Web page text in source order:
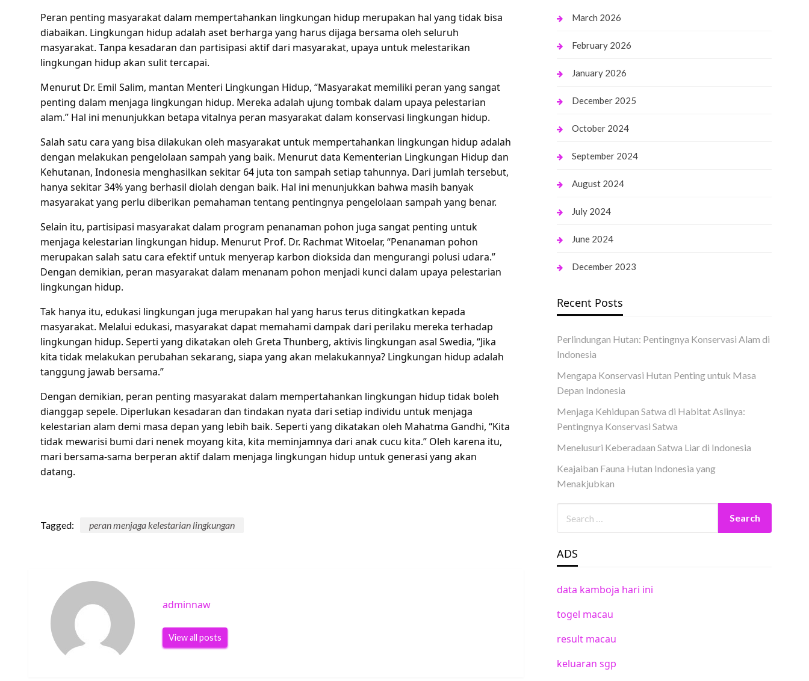
Peran penting masyarakat dalam mempertahankan lingkungan hidup merupakan hal yang tidak bisa
diabaikan. Lingkungan hidup adalah aset berharga yang harus dijaga bersama oleh seluruh
masyarakat. Tanpa kesadaran dan partisipasi aktif dari masyarakat, upaya untuk melestarikan
lingkungan hidup akan sulit tercapai.
Menurut Dr. Emil Salim, mantan Menteri Lingkungan Hidup, “Masyarakat memiliki peran yang sangat
penting dalam menjaga lingkungan hidup. Mereka adalah ujung tombak dalam upaya pelestarian
alam.” Hal ini menunjukkan betapa vitalnya peran masyarakat dalam konservasi lingkungan hidup.
Salah satu cara yang bisa dilakukan oleh masyarakat untuk mempertahankan lingkungan hidup adalah
dengan melakukan pengelolaan sampah yang baik. Menurut data Kementerian Lingkungan Hidup dan
Kehutanan, Indonesia menghasilkan sekitar 64 juta ton sampah setiap tahunnya. Dari jumlah tersebut,
hanya sekitar 34% yang berhasil diolah dengan baik. Hal ini menunjukkan bahwa masih banyak
masyarakat yang perlu diberikan pemahaman tentang pentingnya pengelolaan sampah yang benar.
Selain itu, partisipasi masyarakat dalam program penanaman pohon juga sangat penting untuk
menjaga kelestarian lingkungan hidup. Menurut Prof. Dr. Rachmat Witoelar, “Penanaman pohon
merupakan salah satu cara efektif untuk menyerap karbon dioksida dan mengurangi polusi udara.”
Dengan demikian, peran masyarakat dalam menanam pohon menjadi kunci dalam upaya pelestarian
lingkungan hidup.
Tak hanya itu, edukasi lingkungan juga merupakan hal yang harus terus ditingkatkan kepada
masyarakat. Melalui edukasi, masyarakat dapat memahami dampak dari perilaku mereka terhadap
lingkungan hidup. Seperti yang dikatakan oleh Greta Thunberg, aktivis lingkungan asal Swedia, “Jika
kita tidak melakukan perubahan sekarang, siapa yang akan melakukannya? Lingkungan hidup adalah
tanggung jawab bersama.”
Dengan demikian, peran penting masyarakat dalam mempertahankan lingkungan hidup tidak boleh
dianggap sepele. Diperlukan kesadaran dan tindakan nyata dari setiap individu untuk menjaga
kelestarian alam demi masa depan yang lebih baik. Seperti yang dikatakan oleh Mahatma Gandhi, “Kita
tidak mewarisi bumi dari nenek moyang kita, kita meminjamnya dari anak cucu kita.” Oleh karena itu,
mari bersama-sama berperan aktif dalam menjaga lingkungan hidup untuk generasi yang akan
datang.
Tagged: peran menjaga kelestarian lingkungan
adminnaw
View all posts
March 2026
February 2026
January 2026
December 2025
October 2024
September 2024
August 2024
July 2024
June 2024
December 2023
Recent Posts
Perlindungan Hutan: Pentingnya Konservasi Alam di
Indonesia
Mengapa Konservasi Hutan Penting untuk Masa
Depan Indonesia
Menjaga Kehidupan Satwa di Habitat Aslinya:
Pentingnya Konservasi Satwa
Menelusuri Keberadaan Satwa Liar di Indonesia
Keajaiban Fauna Hutan Indonesia yang
Menakjubkan
ADS
data kamboja hari ini
togel macau
result macau
keluaran sgp